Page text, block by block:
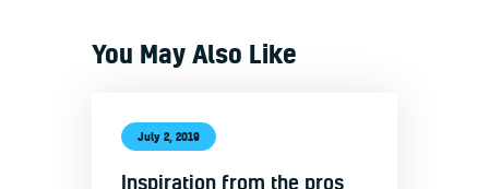
You May Also Like
July 2, 2019
Inspiration from the pros